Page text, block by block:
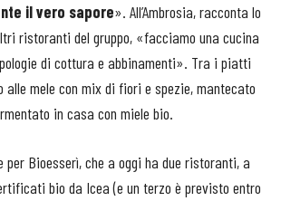
il vero sapore». All’Ambrosia, racconta lo
ristoranti del gruppo, «facciamo una cucina
di cottura e abbinamenti». Tra i piatti
alle mele con mix di fiori e spezie, mantecato
in casa con miele bio.
per Bioesserì, che a oggi ha due ristoranti, a
bio da Icea (e un terzo è previsto entro